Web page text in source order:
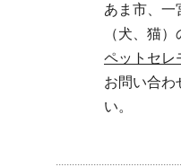
あま市、一
（犬、猫
ペットセレ
お問い合わ
い。